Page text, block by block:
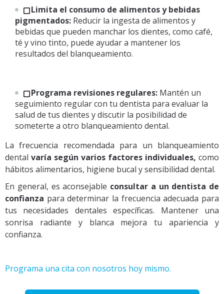
Limita el consumo de alimentos y bebidas
pigmentados: Reducir la ingesta de alimentos y
bebidas que pueden manchar los dientes, como café,
té y vino tinto, puede ayudar a mantener los
resultados del blanqueamiento.
Programa revisiones regulares: Mantén un
seguimiento regular con tu dentista para evaluar la
salud de tus dientes y discutir la posibilidad de
someterte a otro blanqueamiento dental.
La frecuencia recomendada para un blanqueamiento
dental varía según varios factores individuales, como
hábitos alimentarios, higiene bucal y sensibilidad dental.
En general, es aconsejable consultar a un dentista de
confianza para determinar la frecuencia adecuada para
tus necesidades dentales específicas. Mantener una
sonrisa radiante y blanca mejora tu apariencia y
confianza.
Programa una cita con nosotros hoy mismo.